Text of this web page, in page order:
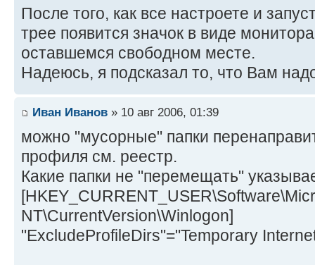
После того, как все настроете и
трее появится значок в виде
оставшемся свободном месте.
Надеюсь, я подсказал то, что Вам
Иван Иванов » 10 авг 2006, 01:39
можно "мусорные" папки
профиля см. реестр.
Какие папки не "перемещать"
NT\CurrentVersion\Winlogon]
"ExcludeProfileDirs"="Temporary